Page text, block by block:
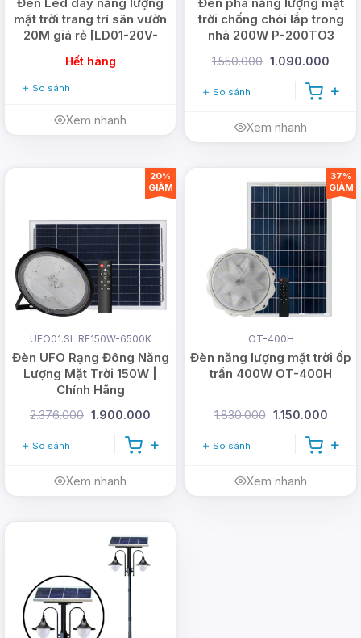
mặt trời trang trí sân vườn
20M giá rẻ [LD01-20V-
GRE]
Hết hàng
So sánh
Xem nhanh
trời chống chói lắp trong
nhà 200W P-200TO3
1.550.000 1.090.000
So sánh
Xem nhanh
UFO01.SL.RF150W-6500K
Đèn UFO Rạng Đông Năng
Lượng Mặt Trời 150W |
Chính Hãng
2.376.000 1.900.000
So sánh
Xem nhanh
20%
GIẢM
OT-400H
Đèn năng lượng mặt trời ốp
trần 400W OT-400H
1.830.000 1.150.000
So sánh
Xem nhanh
37%
GIẢM